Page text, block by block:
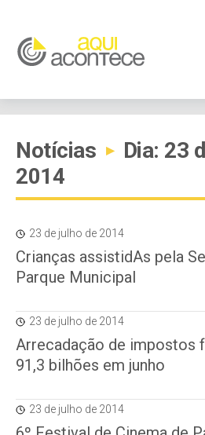
Notícias ▸
Dia: 23
2014
23 de julho de 2014
Crianças assistidAs pela
Parque Municipal
23 de julho de 2014
Arrecadação de impostos
91,3 bilhões em junho
23 de julho de 2014